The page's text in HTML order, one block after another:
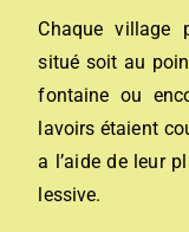
Chaque village
situé soit au
fontaine ou
lavoirs étaient
a l’aide de leur
lessive.